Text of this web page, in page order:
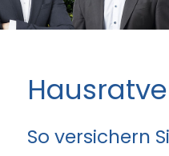
So versichern